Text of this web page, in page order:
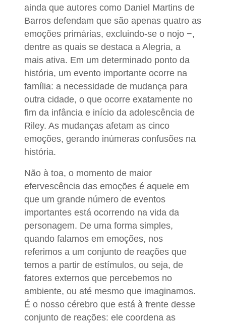
ainda que autores como Daniel Martins de
Barros defendam que são apenas quatro as
emoções primárias, excluindo-se o nojo −,
dentre as quais se destaca a Alegria, a
mais ativa. Em um determinado ponto da
história, um evento importante ocorre na
família: a necessidade de mudança para
outra cidade, o que ocorre exatamente no
fim da infância e início da adolescência de
Riley. As mudanças afetam as cinco
emoções, gerando inúmeras confusões na
história.
Não à toa, o momento de maior
efervescência das emoções é aquele em
que um grande número de eventos
importantes está ocorrendo na vida da
personagem. De uma forma simples,
quando falamos em emoções, nos
referimos a um conjunto de reações que
temos a partir de estímulos, ou seja, de
fatores externos que percebemos no
ambiente, ou até mesmo que imaginamos.
É o nosso cérebro que está à frente desse
conjunto de reações: ele coordena as